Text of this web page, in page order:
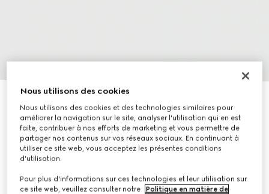
Bandeau élastique bande Web pour bagages
€ 400
Déclinaisonstoile vert et rouge
Nous utilisons des cookies
Nous utilisons des cookies et des technologies similaires pour
améliorer la navigation sur le site, analyser l'utilisation qui en est
faite, contribuer à nos efforts de marketing et vous permettre de
partager nos contenus sur vos réseaux sociaux. En continuant à
utiliser ce site web, vous acceptez les présentes conditions
d'utilisation.
Pour plus d'informations sur ces technologies et leur utilisation sur
ce site web, veuillez consulter notre
Politique en matière de